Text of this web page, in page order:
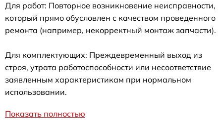
Для работ: Повторное возникновение неисправности,
который прямо обусловлен с качеством проведенного
ремонта (например, некорректный монтаж запчасти).
Для комплектующих: Преждевременный выход из
строя, утрата работоспособности или несоответствие
заявленным характеристикам при нормальном
использовании.
Показать полностью